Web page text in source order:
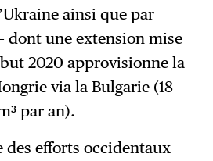
ainsi que par
dont une extension mise
2020 approvisionne la
via la Bulgarie (18
par an).
des efforts occidentaux